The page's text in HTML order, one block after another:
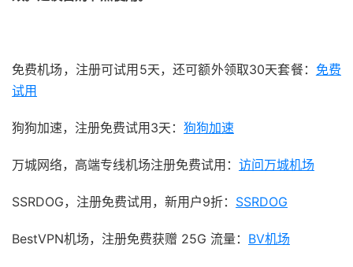
免费机场，注册可试用5天，还可额外领取30天套餐： 免费
试用
狗狗加速，注册免费试用3天： 狗狗加速
万城网络，高端专线机场注册免费试用： 访问万城机场
SSRDOG，注册免费试用，新用户9折： SSRDOG
BestVPN机场，注册免费获赠 25G 流量： BV机场